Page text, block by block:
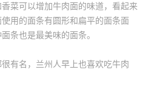
菜可以增加牛肉面的味道，看起来
用的面条有圆形和扁平的面条面
条也是最美味的面条。
有名，兰州人早上也喜欢吃牛肉